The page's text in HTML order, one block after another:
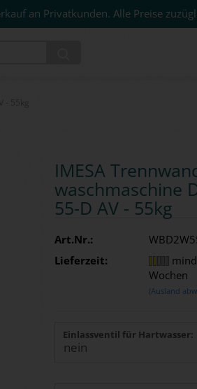
an Privatkunden. Alle Preise
IMESA
wasch­ma­schi­ne
55-D AV - 55kg
Art.Nr.:
Lieferzeit:
Wochen
(Ausland
Einlassventil für Hartwasser: